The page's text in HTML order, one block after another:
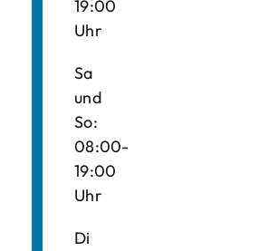
19:00
Uhr
Sa
und
So:
08:00-
19:00
Uhr
Di